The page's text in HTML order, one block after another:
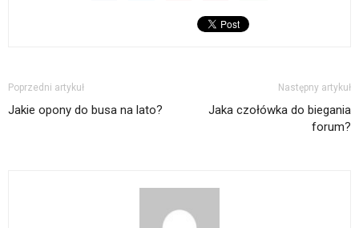
Poprzedni artykuł
Jakie opony do busa na lato?
Następny artykuł
Jaka czołówka do biegania
forum?